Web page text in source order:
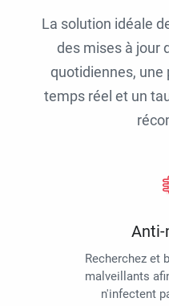
La solution idéale
des mises à jour
quotidiennes, une
temps réel et un
Anti-
Recherchez et
malveillants
n'infectent